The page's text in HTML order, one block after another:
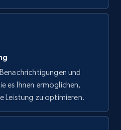
und
es Ihnen ermöglichen,
Leistung zu optimieren.